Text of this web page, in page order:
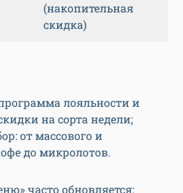
(накопительная
скидка)
лояльности и
на сорта недели;
от массового и
до микролотов.
часто обновляется: